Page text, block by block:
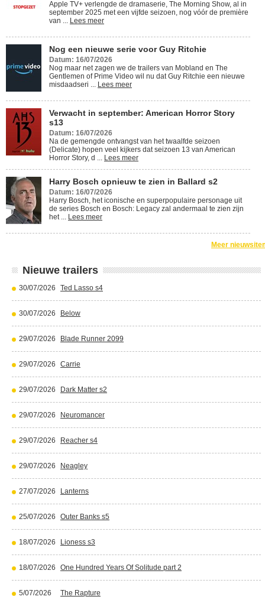
Apple TV+ verlengde de dramaserie, The Morning Show, al in
september 2025 met een vijfde seizoen, nog vóór de première
van ... Lees meer
Nog een nieuwe serie voor Guy Ritchie
Datum: 16/07/2026
Nog maar net zagen we de trailers van Mobland en The
Gentlemen of Prime Video wil nu dat Guy Ritchie een nieuwe
misdaadseri ... Lees meer
Verwacht in september: American Horror Story
s13
Datum: 16/07/2026
Na de gemengde ontvangst van het twaalfde seizoen
(Delicate) hopen veel kijkers dat seizoen 13 van American
Horror Story, d ... Lees meer
Harry Bosch opnieuw te zien in Ballard s2
Datum: 16/07/2026
Harry Bosch, het iconische en superpopulaire personage uit
de series Bosch en Bosch: Legacy zal andermaal te zien zijn
het ... Lees meer
Meer
Nieuwe trailers
30/07/2026 Ted Lasso s4
30/07/2026 Below
29/07/2026 Blade Runner 2099
29/07/2026 Carrie
29/07/2026 Dark Matter s2
29/07/2026 Neuromancer
29/07/2026 Reacher s4
29/07/2026 Neagley
27/07/2026 Lanterns
25/07/2026 Outer Banks s5
18/07/2026 Lioness s3
18/07/2026 One Hundred Years Of Solitude part 2
5/07/2026 The Rapture